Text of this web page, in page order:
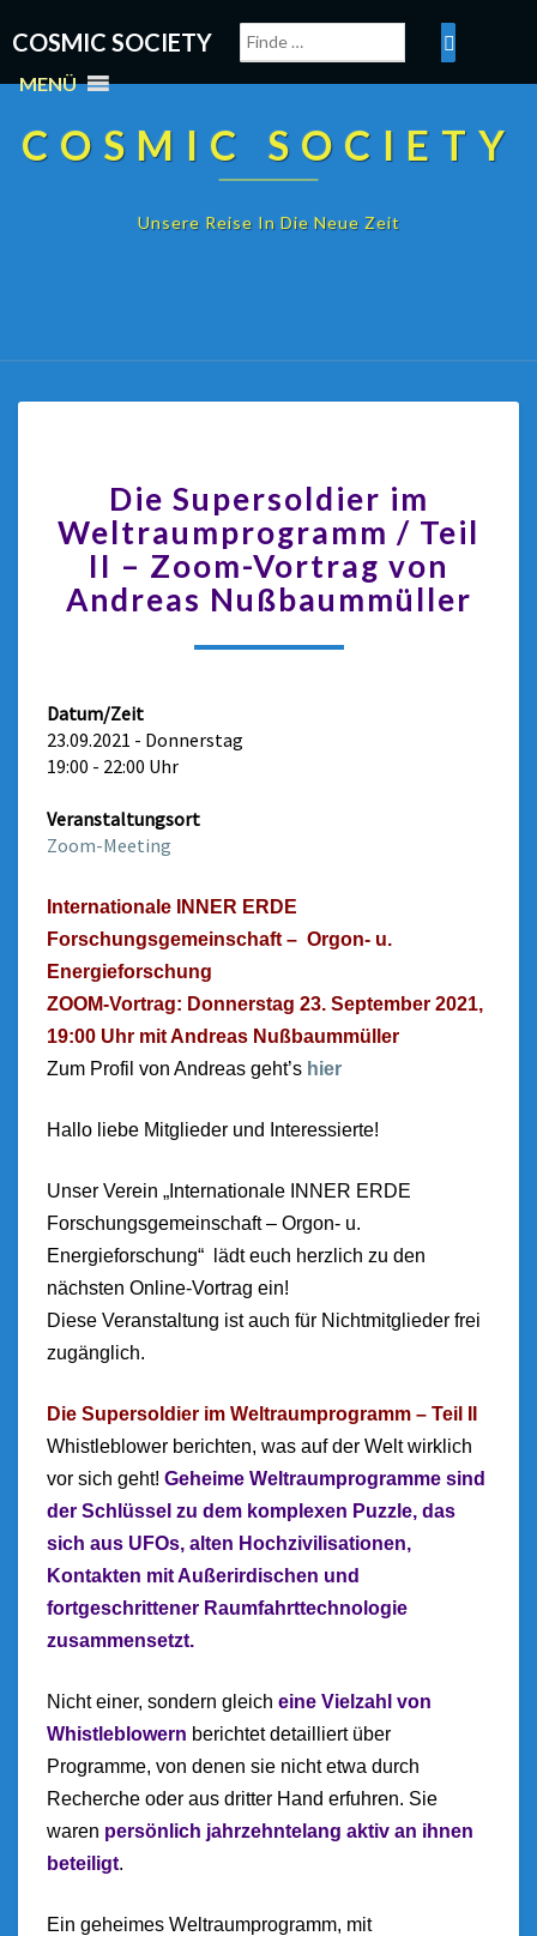
COSMIC SOCIETY
MENÜ
COSMIC SOCIETY
Unsere Reise In Die Neue Zeit
Die Supersoldier im
Weltraumprogramm / Teil
II – Zoom-Vortrag von
Andreas Nußbaummüller
Datum/Zeit
23.09.2021 - Donnerstag
19:00 - 22:00 Uhr
Veranstaltungsort
Zoom-Meeting
Internationale INNER ERDE
Forschungsgemeinschaft – Orgon- u.
Energieforschung
ZOOM-Vortrag: Donnerstag 23. September 2021,
19:00 Uhr mit Andreas Nußbaummüller
Zum Profil von Andreas geht’s hier
Hallo liebe Mitglieder und Interessierte!
Unser Verein „Internationale INNER ERDE
Forschungsgemeinschaft – Orgon- u.
Energieforschung“ lädt euch herzlich zu den
nächsten Online-Vortrag ein!
Diese Veranstaltung ist auch für Nichtmitglieder frei
zugänglich.
Die Supersoldier im Weltraumprogramm – Teil II
Whistleblower berichten, was auf der Welt wirklich
vor sich geht! Geheime Weltraumprogramme sind
der Schlüssel zu dem komplexen Puzzle, das
sich aus UFOs, alten Hochzivilisationen,
Kontakten mit Außerirdischen und
fortgeschrittener Raumfahrttechnologie
zusammensetzt.
Nicht einer, sondern gleich eine Vielzahl von
Whistleblowern berichtet detailliert über
Programme, von denen sie nicht etwa durch
Recherche oder aus dritter Hand erfuhren. Sie
waren persönlich jahrzehntelang aktiv an ihnen
beteiligt.
Ein geheimes Weltraumprogramm, mit